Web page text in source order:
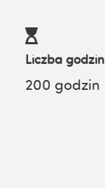
Liczba godzin
200 godzin